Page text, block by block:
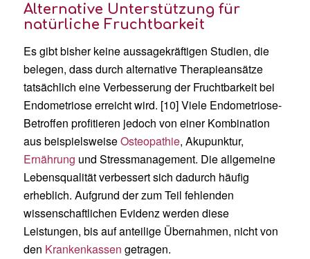
Alternative Unterstützung für
natürliche Fruchtbarkeit
Es gibt bisher keine aussagekräftigen Studien, die
belegen, dass durch alternative Therapieansätze
tatsächlich eine Verbesserung der Fruchtbarkeit bei
Endometriose erreicht wird. [10] Viele Endometriose-
Betroffen profitieren jedoch von einer Kombination
aus beispielsweiseOsteopathie, Akupunktur,
Ernährung und Stressmanagement. Die allgemeine
Lebensqualität verbessert sich dadurch häufig
erheblich. Aufgrund der zum Teil fehlenden
wissenschaftlichen Evidenz werden diese
Leistungen, bis auf anteilige Übernahmen, nicht von
den Krankenkassen getragen.